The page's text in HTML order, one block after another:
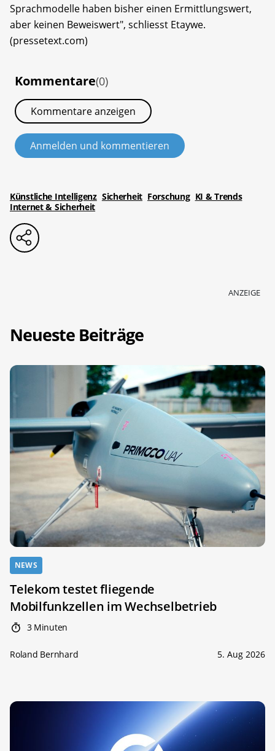
Sprachmodelle haben bisher einen Ermittlungswert,
aber keinen Beweiswert", schliesst Etaywe.
(pressetext.com)
Kommentare(0)
Kommentare anzeigen
Anmelden und kommentieren
Künstliche Intelligenz Sicherheit Forschung KI & Trends
Internet & Sicherheit
ANZEIGE
Neueste Beiträge
NEWS
Telekom testet fliegende
Mobilfunkzellen im Wechselbetrieb
3 Minuten
Roland Bernhard 5. Aug 2026